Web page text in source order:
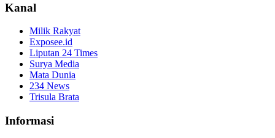
Kanal
Milik Rakyat
Exposee.id
Liputan 24 Times
Surya Media
Mata Dunia
234 News
Trisula Brata
Informasi